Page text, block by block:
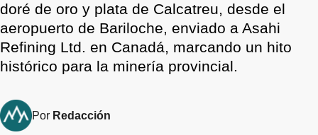
doré de oro y plata de Calcatreu, desde el
aeropuerto de Bariloche, enviado a Asahi
Refining Ltd. en Canadá, marcando un hito
histórico para la minería provincial.
Por Redacción